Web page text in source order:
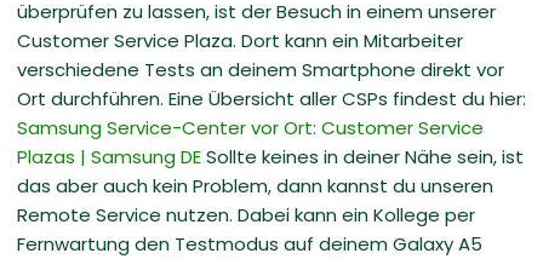
überprüfen zu lassen, ist der Besuch in einem unserer
Customer Service Plaza. Dort kann ein Mitarbeiter
verschiedene Tests an deinem Smartphone direkt vor
Ort durchführen. Eine Übersicht aller CSPs findest du hier:
Samsung Service-Center vor Ort: Customer Service
Plazas | Samsung DESollte keines in deiner Nähe sein, ist
das aber auch kein Problem, dann kannst du unseren
Remote Service nutzen. Dabei kann ein Kollege per
Fernwartung den Testmodus auf deinem Galaxy A5